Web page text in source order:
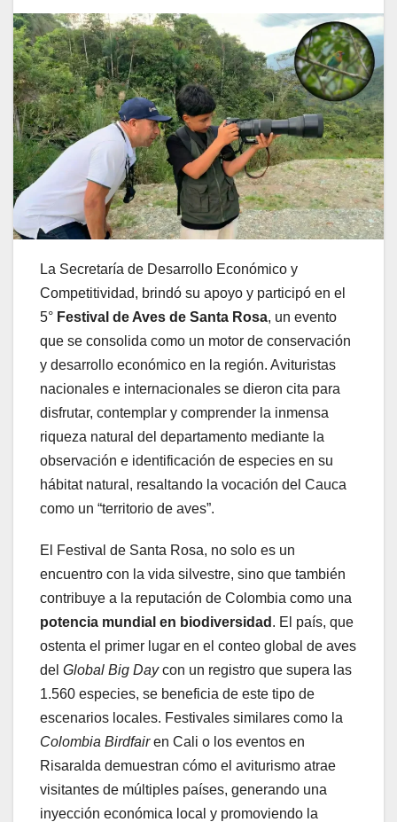
La Secretaría de Desarrollo Económico y
Competitividad, brindó su apoyo y participó en el
5° Festival de Aves de Santa Rosa, un evento
que se consolida como un motor de conservación
y desarrollo económico en la región. Avituristas
nacionales e internacionales se dieron cita para
disfrutar, contemplar y comprender la inmensa
riqueza natural del departamento mediante la
observación e identificación de especies en su
hábitat natural, resaltando la vocación del Cauca
como un “territorio de aves”.
El Festival de Santa Rosa, no solo es un
encuentro con la vida silvestre, sino que también
contribuye a la reputación de Colombia como una
potencia mundial en biodiversidad . El país, que
ostenta el primer lugar en el conteo global de aves
del Global Big Daycon un registro que supera las
1.560 especies, se beneficia de este tipo de
escenarios locales. Festivales similares como la
Colombia Birdfairen Cali o los eventos en
Risaralda demuestran cómo el aviturismo atrae
visitantes de múltiples países, generando una
inyección económica local y promoviendo la